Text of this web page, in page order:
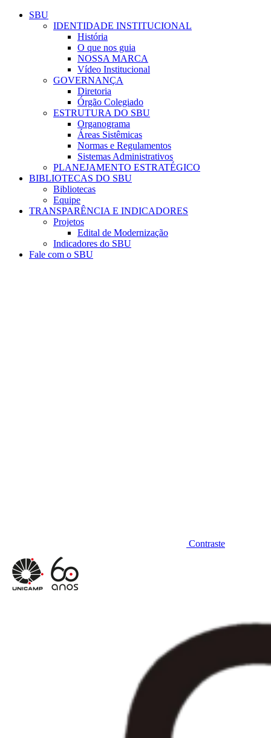
Conteúdo principal
SBU
IDENTIDADE INSTITUCIONAL
História
O que nos guia
NOSSA MARCA
Vídeo Institucional
GOVERNANÇA
Diretoria
Órgão Colegiado
ESTRUTURA DO SBU
Organograma
Áreas Sistêmicas
Normas e Regulamentos
Sistemas Administrativos
PLANEJAMENTO ESTRATÉGICO
BIBLIOTECAS DO SBU
Bibliotecas
Equipe
TRANSPARÊNCIA E INDICADORES
Projetos
Edital de Modernização
Indicadores do SBU
Fale com o SBU
Contraste